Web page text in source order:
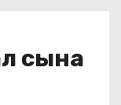
сына